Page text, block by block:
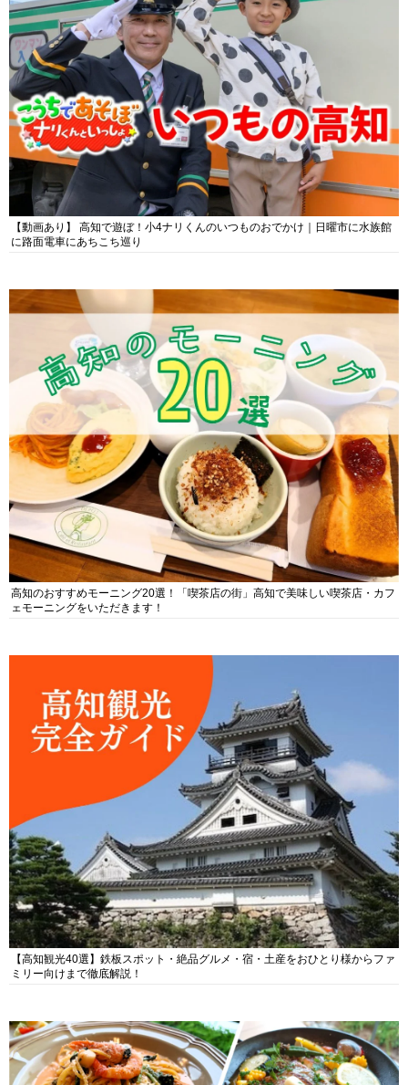
【動画あり】 高知で遊ぼ！小4ナリくんのいつものおでかけ｜日曜市に水族館
に路面電車にあちこち巡り
高知のおすすめモーニング20選！「喫茶店の街」高知で美味しい喫茶店・カフ
ェモーニングをいただきます！
【高知観光40選】鉄板スポット・絶品グルメ・宿・土産をおひとり様からファ
ミリー向けまで徹底解説！